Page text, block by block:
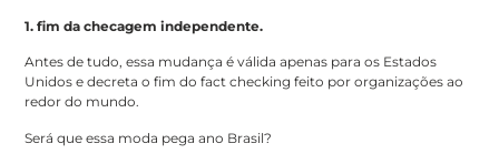
1. fim da checagem independente.
Antes de tudo, essa mudança é válida apenas para os Estados
Unidos e decreta o fim do fact checking feito por organizações ao
redor do mundo.
Será que essa moda pega ano Brasil?